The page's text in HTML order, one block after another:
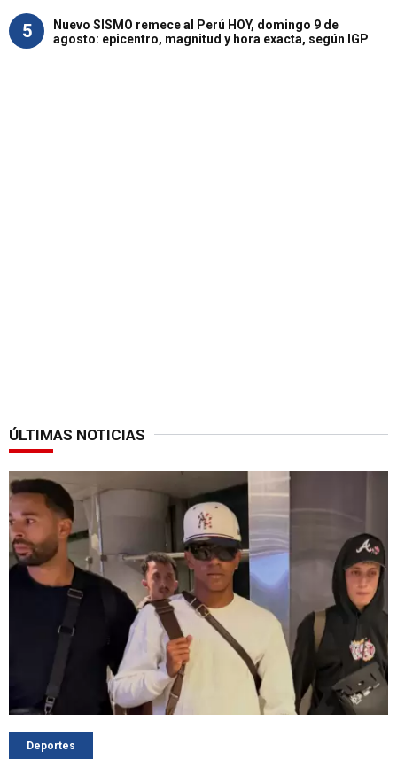
5
Nuevo SISMO remece al Perú HOY, domingo 9 de
agosto: epicentro, magnitud y hora exacta, según IGP
ÚLTIMAS NOTICIAS
Deportes